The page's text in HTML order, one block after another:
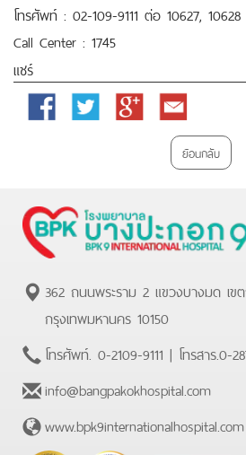
โทรศัพท์ : 02-109-9111 ต่อ 10627, 10628
Call Center : 1745
ankara escort
kızılay escort
çankaya escort
çankaya escort
escort ankara
istanbul rus escort eryaman
kızılay escort
escort ankara rus escort
istanbul rus Escort atasehir Escort
Escort malatya Escort kuşadası Escort
Escort shell download
แชร์
Facebook Twitter
Google
Email
ย้อนกลับ
362 ถนนพระราม 2 แขวงบางมด เข
กรุงเทพมหานคร 10150
โทรศัพท์. 0-2109-9111 | โทรสาร.0-
info@bangpakokhospital.com
www.bpk9internationalhospital.com